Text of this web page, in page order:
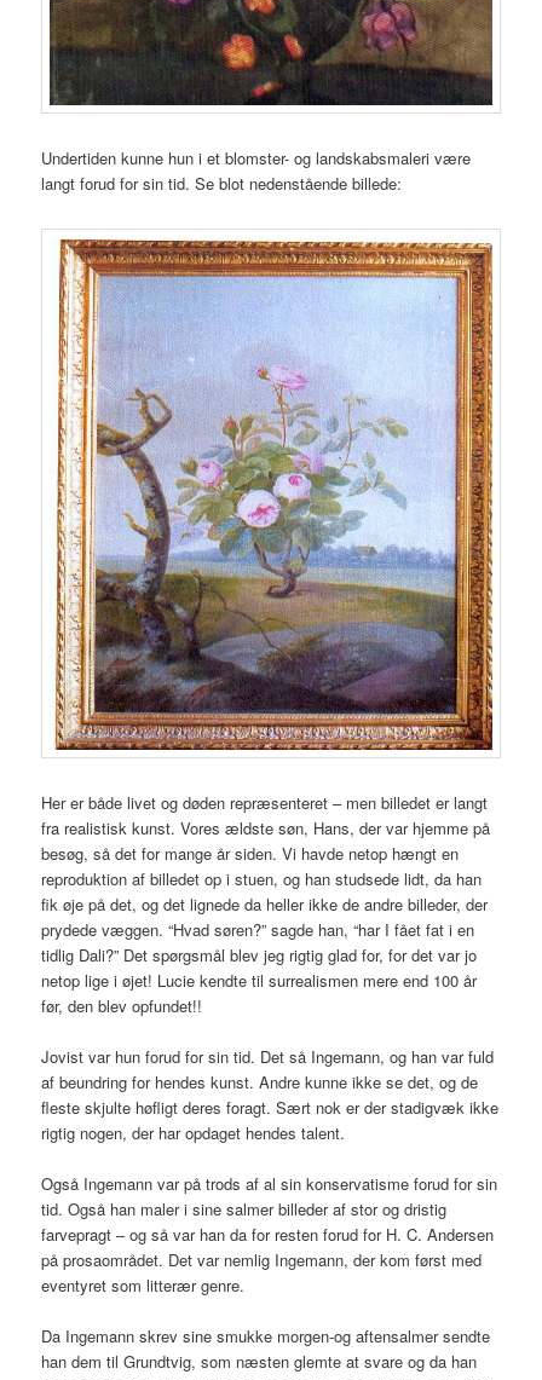
Undertiden kunne hun i et blomster- og landskabsmaleri være
langt forud for sin tid. Se blot nedenstående billede:
Her er både livet og døden repræsenteret – men billedet er langt
fra realistisk kunst. Vores ældste søn, Hans, der var hjemme på
besøg, så det for mange år siden. Vi havde netop hængt en
reproduktion af billedet op i stuen, og han studsede lidt, da han
fik øje på det, og det lignede da heller ikke de andre billeder, der
prydede væggen. “Hvad søren?” sagde han, “har I fået fat i en
tidlig Dali?” Det spørgsmål blev jeg rigtig glad for, for det var jo
netop lige i øjet! Lucie kendte til surrealismen mere end 100 år
før, den blev opfundet!!
Jovist var hun forud for sin tid. Det så Ingemann, og han var fuld
af beundring for hendes kunst. Andre kunne ikke se det, og de
fleste skjulte høfligt deres foragt. Sært nok er der stadigvæk ikke
rigtig nogen, der har opdaget hendes talent.
Også Ingemann var på trods af al sin konservatisme forud for sin
tid. Også han maler i sine salmer billeder af stor og dristig
farvepragt – og så var han da for resten forud for H. C. Andersen
på prosaområdet. Det var nemlig Ingemann, der kom først med
eventyret som litterær genre.
Da Ingemann skrev sine smukke morgen-og aftensalmer sendte
han dem til Grundtvig, som næsten glemte at svare og da han